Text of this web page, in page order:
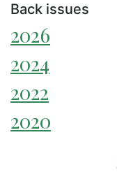
Back issues
2026
2024
2022
2020